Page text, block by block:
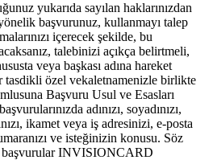
yukarıda sayılan haklarınızdan
başvurunuz, kullanmayı talep
içerecek şekilde, bu
talebinizi açıkça belirtmeli,
veya başkası adına hareket
tasdikli özel vekaletnamenizle birlikte
Başvuru Usul ve Esasları
adınızı, soyadınızı,
ikamet veya iş adresinizi, e-posta
ve isteğinizin konusu. Söz
başvurular INVISIONCARD